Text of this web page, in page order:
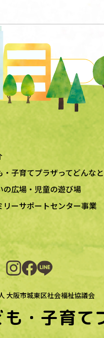
一覧に戻る
・子育てプラザってどんな
の広場・児童の遊び場
リーサポートセンター事業
大阪市城東区社会福祉協議会
・子育て